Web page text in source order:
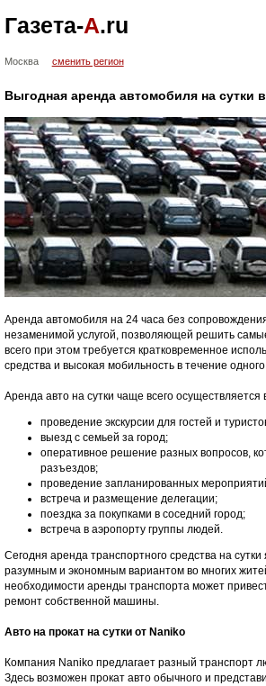
Газета-А.ru
Москва сменить регион
Выгодная аренда автомобиля на сутки
Аренда автомобиля на 24 часа без
незаменимой услугой, позволяющей решить
всего при этом требуется кратковременное
средства и высокая мобильность в течение
Аренда авто на сутки чаще всего
проведение экскурсии для гостей и
выезд с семьей за город;
оперативное решение разных вопросов,
разъездов;
проведение запланированных
встреча и размещение делегации;
поездка за покупками в соседний город;
встреча в аэропорту группы людей.
Сегодня аренда транспортного средства на
разумным и экономным вариантом во многих
необходимости аренды транспорта может
ремонт собственной машины.
Авто на прокат на сутки от Naniko
Компания Naniko предлагает разный транспорт
Здесь возможен прокат авто обычного и